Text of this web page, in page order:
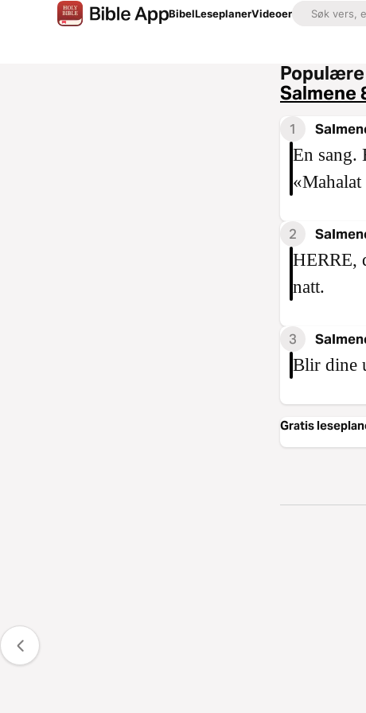
BibelLeseplanerVideoer
Salmene
1
En sang.
2
HERRE,
natt.
3
Blir dine
Gratis